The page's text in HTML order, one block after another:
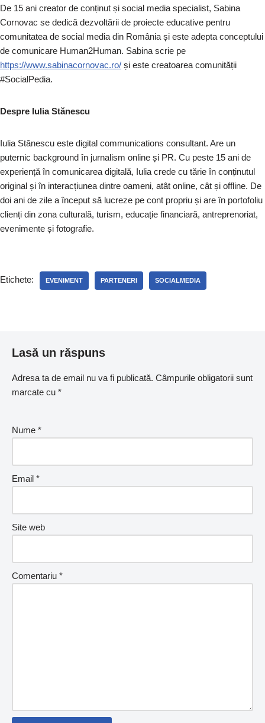
De 15 ani creator de conținut și social media specialist, Sabina
Cornovac se dedică dezvoltării de proiecte educative pentru
comunitatea de social media din România și este adepta conceptului
de comunicare Human2Human. Sabina scrie pe
https://www.sabinacornovac.ro/ și este creatoarea comunității
#SocialPedia.
Despre Iulia Stănescu
Iulia Stănescu este digital communications consultant. Are un
puternic background în jurnalism online și PR. Cu peste 15 ani de
experiență în comunicarea digitală, Iulia crede cu tărie în conținutul
original și în interacțiunea dintre oameni, atât online, cât și offline. De
doi ani de zile a început să lucreze pe cont propriu și are în portofoliu
clienți din zona culturală, turism, educație financiară, antreprenoriat,
evenimente și fotografie.
Etichete: EVENIMENT PARTENERI SOCIALMEDIA
Lasă un răspuns
Adresa ta de email nu va fi publicată. Câmpurile obligatorii sunt
marcate cu *
Nume *
Email *
Site web
Comentariu *